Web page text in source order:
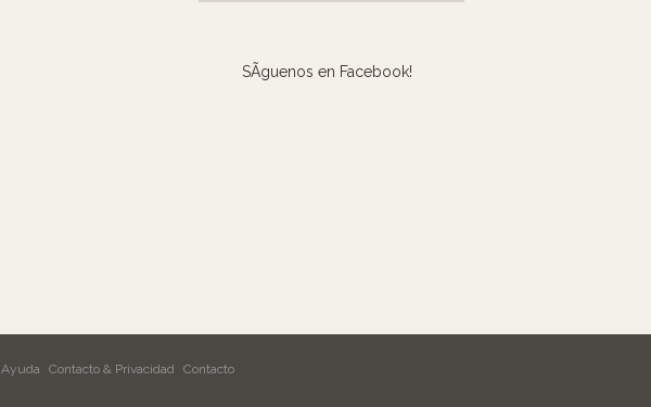
SÃ­guenos en Facebook!
Ayuda Contacto & Privacidad Contacto